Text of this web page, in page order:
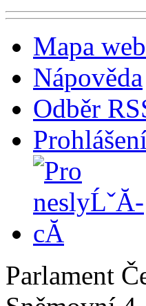
Mapa
Nápověda
Odběr
Parlament